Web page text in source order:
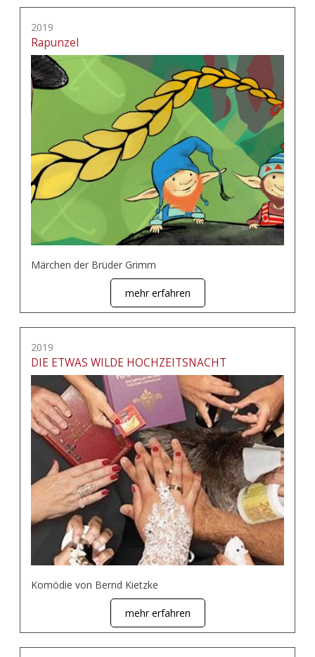
2019
Rapunzel
Märchen der Brüder Grimm
mehr erfahren
2019
DIE ETWAS WILDE HOCHZEITSNACHT
Komödie von Bernd Kietzke
mehr erfahren